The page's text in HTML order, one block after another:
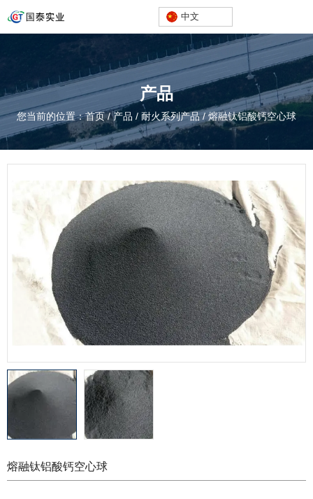
中文
产品
您当前的位置：首页/产品 / 耐火系列产品 / 熔融钛铝酸钙空心球
熔融钛铝酸钙空心球